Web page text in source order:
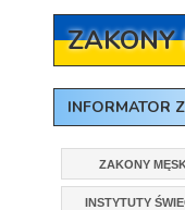
INFORMATOR
ZAKONY
INSTYTUTY